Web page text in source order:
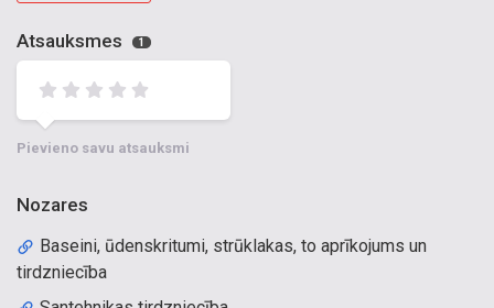
Atsauksmes 1
Pievieno savu atsauksmi
Nozares
Baseini, ūdenskritumi, strūklakas, to aprīkojums un
tirdzniecība